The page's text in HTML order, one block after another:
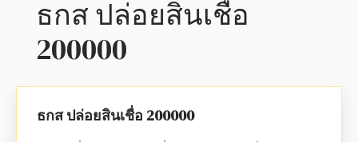
ธกส ปล่อยสินเชื่อ
200000
ธกส ปล่อยสินเชื่อ 200000